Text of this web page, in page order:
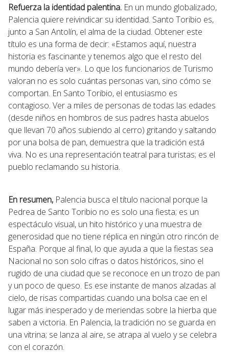
Refuerza la identidad palentina. En un mundo globalizado,
Palencia quiere reivindicar su identidad. Santo Toribio es,
junto a San Antolín, el alma de la ciudad. Obtener este
título es una forma de decir: «Estamos aquí, nuestra
historia es fascinante y tenemos algo que el resto del
mundo debería ver». Lo que los funcionarios de Turismo
valoran no es solo cuántas personas van, sino cómo se
comportan. En Santo Toribio, el entusiasmo es
contagioso. Ver a miles de personas de todas las edades
(desde niños en hombros de sus padres hasta abuelos
que llevan 70 años subiendo al cerro) gritando y saltando
por una bolsa de pan, demuestra que la tradición está
viva. No es una representación teatral para turistas; es el
pueblo reclamando su historia.
En resumen, Palencia busca el título nacional porque la
Pedrea de Santo Toribio no es solo una fiesta; es un
espectáculo visual, un hito histórico y una muestra de
generosidad que no tiene réplica en ningún otro rincón de
España. Porque al final, lo que ayuda a que la fiestas sea
Nacional no son solo cifras o datos históricos, sino el
rugido de una ciudad que se reconoce en un trozo de pan
y un poco de queso. Es ese instante de manos alzadas al
cielo, de risas compartidas cuando una bolsa cae en el
lugar más inesperado y de meriendas sobre la hierba que
saben a victoria. En Palencia, la tradición no se guarda en
una vitrina; se lanza al aire, se atrapa al vuelo y se celebra
con el corazón.